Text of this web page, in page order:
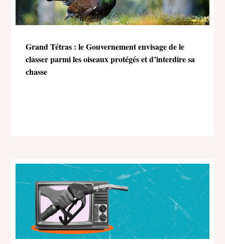
Grand Tétras : le Gouvernement envisage de le
classer parmi les oiseaux protégés et d’interdire sa
chasse